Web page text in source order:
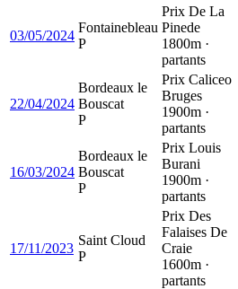
03/05/2024
Fontainebleau
P
Prix De La
Pinede
1800m ·
partants
22/04/2024
Bordeaux le
Bouscat
P
Prix Caliceo
Bruges
1900m ·
partants
16/03/2024
Bordeaux le
Bouscat
P
Prix Louis
Burani
1900m ·
partants
17/11/2023
Saint Cloud
P
Prix Des
Falaises De
Craie
1600m ·
partants